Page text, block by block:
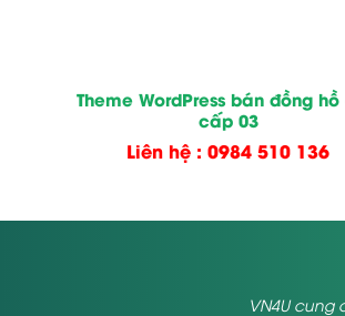
Theme WordPress bán đồng
cấp 03
Liên hệ : 0984 510 136
VN4U